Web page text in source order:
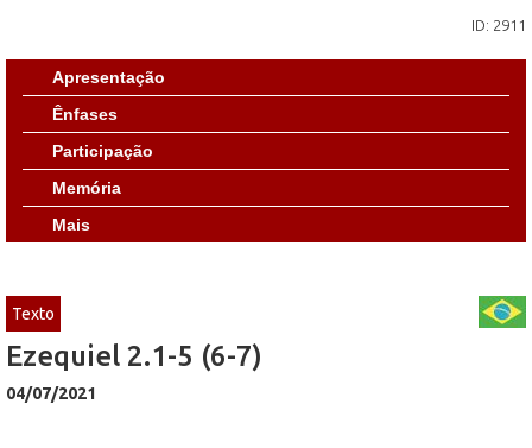
ID: 2911
Apresentação
Ênfases
Participação
Memória
Mais
Texto
Ezequiel 2.1-5 (6-7)
04/07/2021